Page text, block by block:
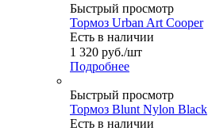
Быстрый просмотр
Тормоз Urban Art Cooper
Есть в наличии
1 320 руб./шт
Подробнее
Быстрый просмотр
Тормоз Blunt Nylon Black
Есть в наличии